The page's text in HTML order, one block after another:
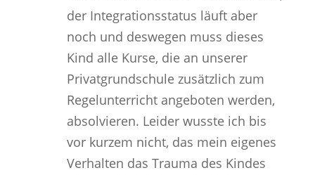
der Integrationsstatus läuft aber
noch und deswegen muss dieses
Kind alle Kurse, die an unserer
Privatgrundschule zusätzlich zum
Regelunterricht angeboten werden,
absolvieren. Leider wusste ich bis
vor kurzem nicht, das mein eigenes
Verhalten das Trauma des Kindes